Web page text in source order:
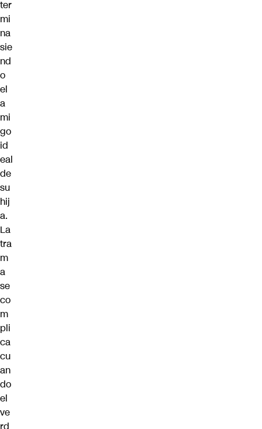
ter
mi
na
sie
nd
o
el
a
mi
go
id
eal
de
su
hij
a.
La
tra
m
a
se
co
m
pli
ca
cu
an
do
el
ve
rd